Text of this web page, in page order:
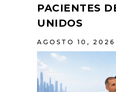
PACIENTES
UNIDOS
AGOSTO 10, 2026